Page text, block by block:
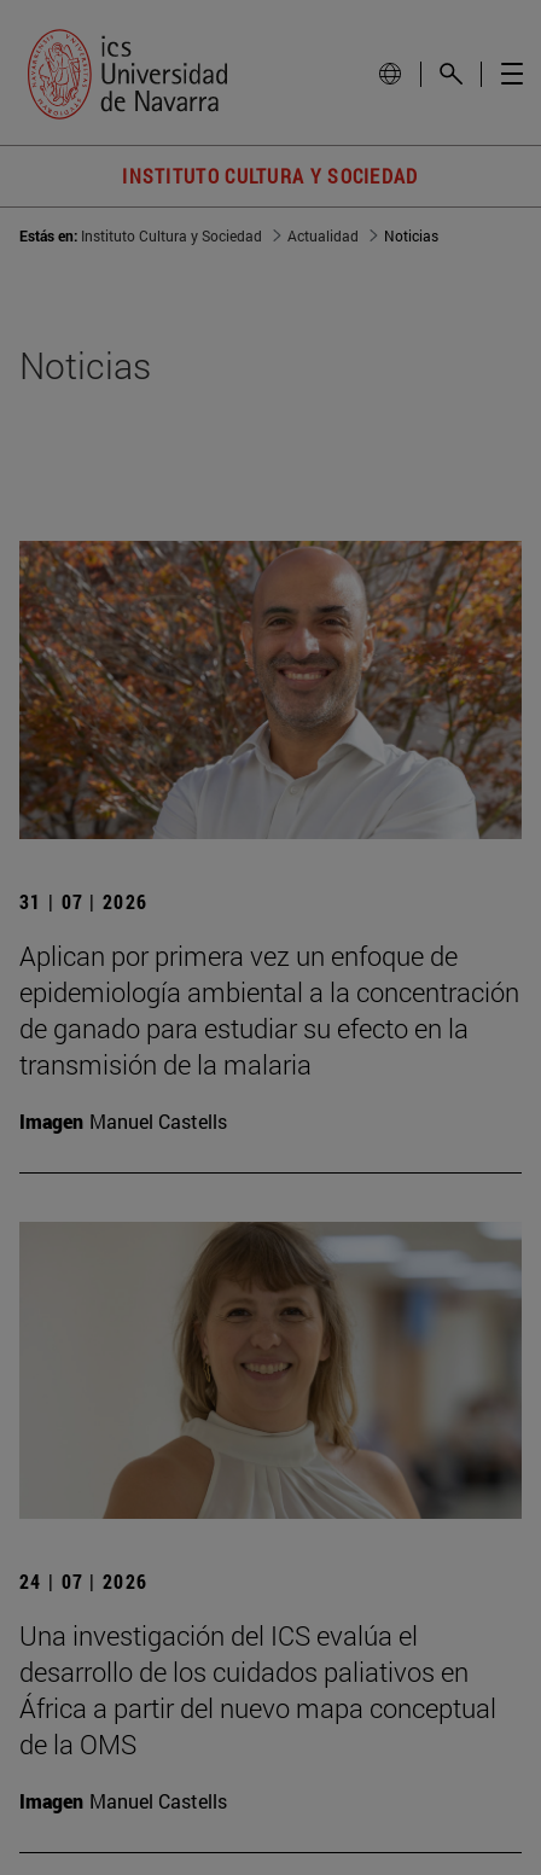
INSTITUTO CULTURA Y SOCIEDAD
Estás en: Instituto Cultura y Sociedad Actualidad Noticias
Noticias
31 | 07 | 2026
Aplican por primera vez un enfoque de
epidemiología ambiental a la concentración
de ganado para estudiar su efecto en la
transmisión de la malaria
Imagen Manuel Castells
24 | 07 | 2026
Una investigación del ICS evalúa el
desarrollo de los cuidados paliativos en
África a partir del nuevo mapa conceptual
de la OMS
Imagen Manuel Castells